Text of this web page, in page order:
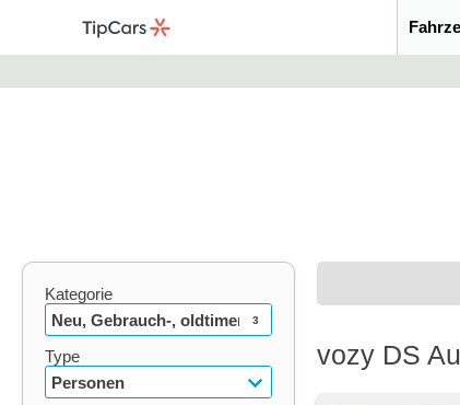
Kategorie
Neu, Gebrauch-, oldtimer
3
Type
Personen
vozy DS